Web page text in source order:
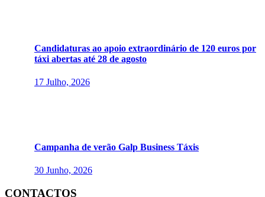
Candidaturas ao apoio extraordinário de 120 euros por
táxi abertas até 28 de agosto
17 Julho, 2026
Campanha de verão Galp Business Táxis
30 Junho, 2026
CONTACTOS